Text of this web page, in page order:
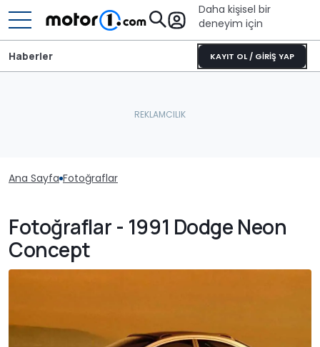
Daha kişisel bir
deneyim için
KAYIT OL / GİRİŞ YAP
Haberler
Ana Sayfa Fotoğraflar
Fotoğraflar - 1991 Dodge Neon
Concept